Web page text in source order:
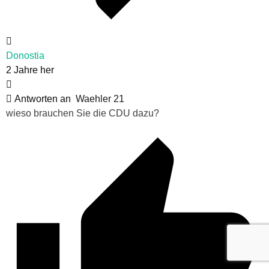
Donostia
2 Jahre her
Antworten an Waehler 21
wieso brauchen Sie die CDU dazu?